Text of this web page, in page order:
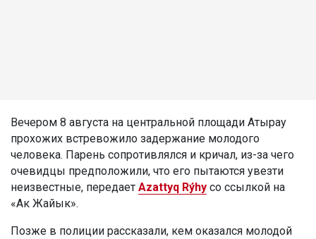
Вечером 8 августа на центральной площади Атырау
прохожих встревожило задержание молодого
человека. Парень сопротивлялся и кричал, из-за чего
очевидцы предположили, что его пытаются увезти
неизвестные, передает Azattyq Rýhy со ссылкой на
«Ак Жайык».
Позже в полиции рассказали, кем оказался молодой